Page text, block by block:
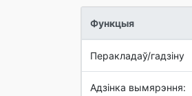
Функцыя
Перакладаў/гадзіну
Адзінка вымярэння: